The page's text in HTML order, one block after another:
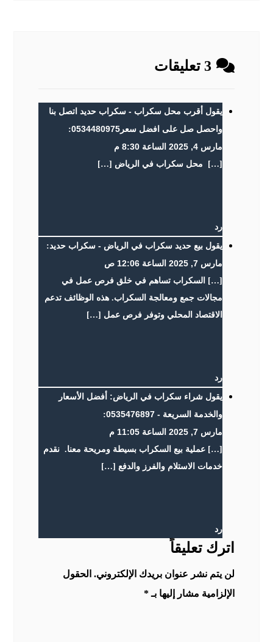
3 تعليقات
يقول أقرب محل سكراب - سكراب حديد اتصل بنا
واحصل صل على افضل سعر0534480975
:
مارس 4, 2025 الساعة 8:30 م
[…] محل سكراب في الرياض […]
رد
يقول بيع حديد سكراب في الرياض - سكراب حديد:
مارس 7, 2025 الساعة 12:06 ص
[…] السكراب تساهم في خلق فرص عمل في
مجالات جمع ومعالجة السكراب. هذه الوظائف تدعم
الاقتصاد المحلي وتوفر فرص عمل […]
رد
يقول شراء سكراب في الرياض: أفضل الأسعار
والخدمة السريعة - 0535476897
:
مارس 7, 2025 الساعة 11:05 م
[…] عملية بيع السكراب بسيطة ومريحة معنا. نقدم
خدمات الاستلام والفرز والدفع […]
رد
اترك تعليقاً
لن يتم نشر عنوان بريدك الإلكتروني. الحقول
الإلزامية مشار إليها بـ*